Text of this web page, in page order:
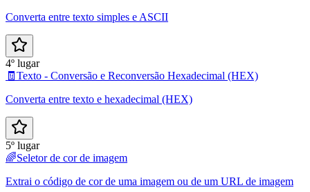
Converta entre texto simples e ASCII
4º lugar
🧾 Texto - Conversão e Reconversão Hexadecimal (HEX)
Converta entre texto e hexadecimal (HEX)
5º lugar
🌈Seletor de cor de imagem
Extrai o código de cor de uma imagem ou de um URL de imagem